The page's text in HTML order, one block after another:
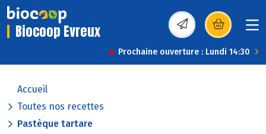
Biocoop Evreux (s’ouvre dans une
Prochaine ouverture : Lundi 14:30
Accueil
Toutes nos recettes
Pastèque tartare